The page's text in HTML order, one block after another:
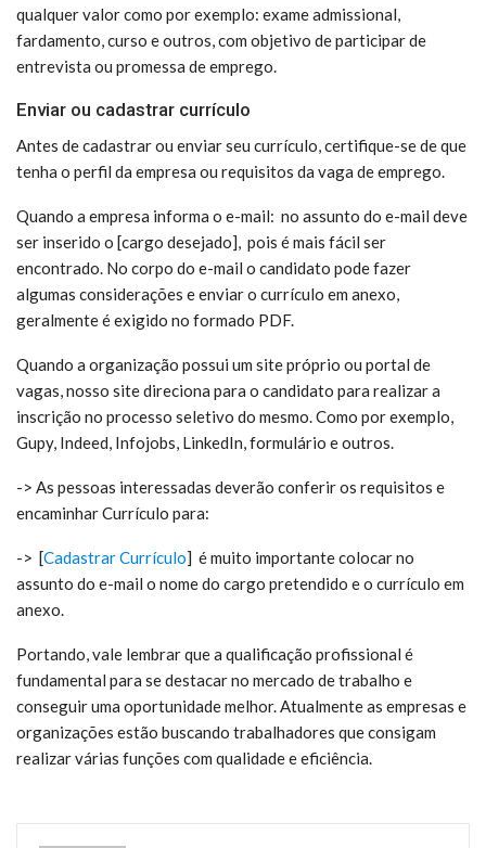
qualquer valor como por exemplo: exame admissional,
fardamento, curso e outros, com objetivo de participar de
entrevista ou promessa de emprego.
Enviar ou cadastrar currículo
Antes de cadastrar ou enviar seu currículo, certifique-se de que
tenha o perfil da empresa ou requisitos da vaga de emprego.
Quando a empresa informa o e-mail: no assunto do e-mail deve
ser inserido o [cargo desejado], pois é mais fácil ser
encontrado. No corpo do e-mail o candidato pode fazer
algumas considerações e enviar o currículo em anexo,
geralmente é exigido no formado PDF.
Quando a organização possui um site próprio ou portal de
vagas, nosso site direciona para o candidato para realizar a
inscrição no processo seletivo do mesmo. Como por exemplo,
Gupy, Indeed, Infojobs, LinkedIn, formulário e outros.
-> As pessoas interessadas deverão conferir os requisitos e
encaminhar Currículo para:
-> [Cadastrar Currículo] é muito importante colocar no
assunto do e-mail o nome do cargo pretendido e o currículo em
anexo.
Portando, vale lembrar que a qualificação profissional é
fundamental para se destacar no mercado de trabalho e
conseguir uma oportunidade melhor. Atualmente as empresas e
organizações estão buscando trabalhadores que consigam
realizar várias funções com qualidade e eficiência.